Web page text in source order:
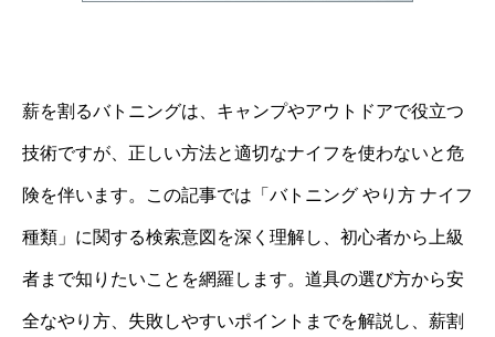
薪を割るバトニングは、キャンプやアウトドアで役立つ
技術ですが、正しい方法と適切なナイフを使わないと危
険を伴います。この記事では「バトニング やり方 ナイフ
種類」に関する検索意図を深く理解し、初心者から上級
者まで知りたいことを網羅します。道具の選び方から安
全なやり方、失敗しやすいポイントまでを解説し、薪割